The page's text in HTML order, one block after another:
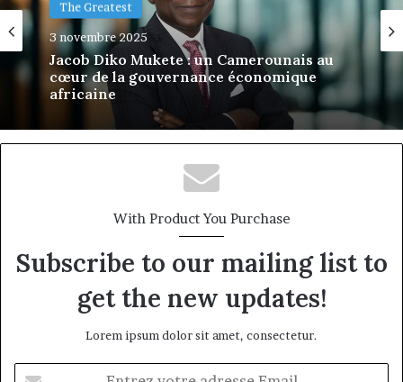
The Greatest
3 novembre 2025
Jacob Diko Mukete : un Camerounais au
cœur de la gouvernance économique
africaine
The Greatest
2 novembre 2025
PROSPER HIAG – Visionnaire de la
pharmacie africaine et bâtisseur d’une
With Product You Purchase
Subscribe to our mailing list to
get the new updates!
Lorem ipsum dolor sit amet, consectetur.